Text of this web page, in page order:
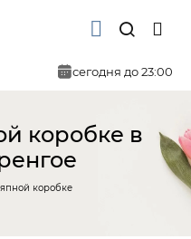
сегодня до 23:00
коробке в
коробке